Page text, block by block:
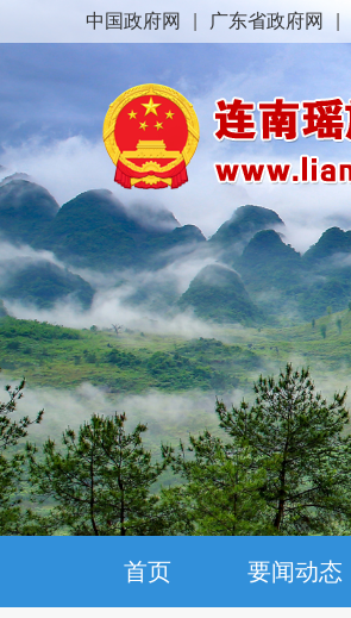
中国政府网 广东省政府网
首页 要闻动态